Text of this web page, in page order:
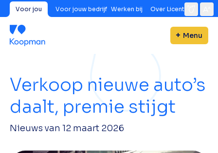
Voor jou Voor jouw bedrijf Werken bij Over Licent
Menu
Verkoop nieuwe auto’s
daalt, premie stijgt
Nieuws van 12 maart 2026